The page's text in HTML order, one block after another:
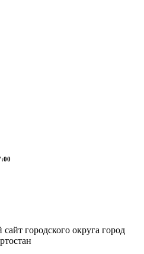
городского округа город